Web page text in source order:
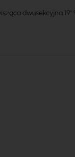
dwusekcyjna 19"